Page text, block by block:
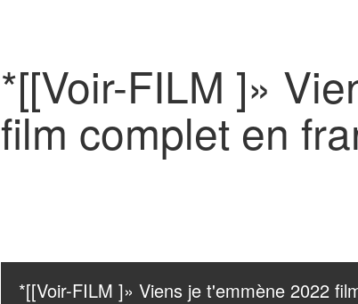
*[[Voir-FILM ]»
film complet en
*[[Voir-FILM ]» Viens je t'emmène 2022